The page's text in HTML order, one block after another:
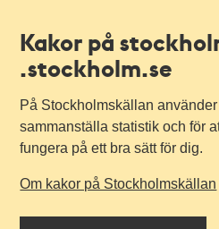
Kakor på
.stockholm.se
På Stockholmskällan
sammanställa statistik och för
fungera på ett bra sätt för dig.
Om kakor på Stockholmskällan